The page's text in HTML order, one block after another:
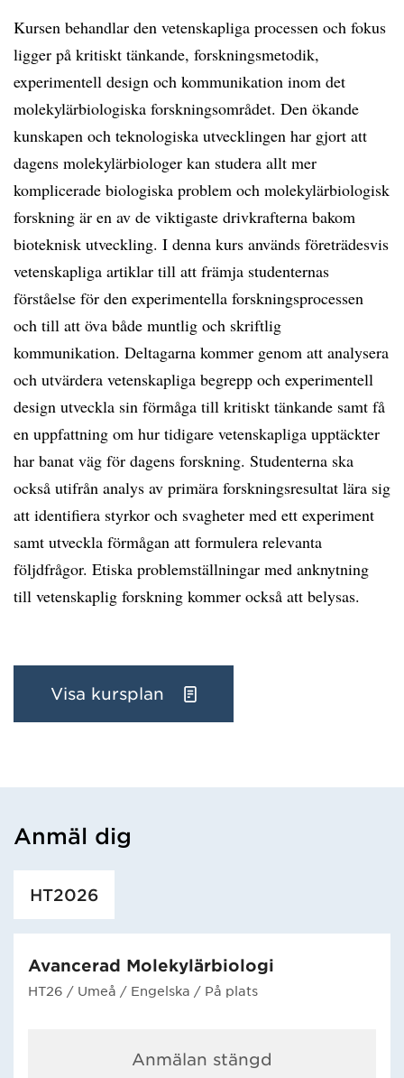
Kursen behandlar den vetenskapliga processen och fokus
ligger på kritiskt tänkande, forskningsmetodik,
experimentell design och kommunikation inom det
molekylärbiologiska forskningsområdet. Den ökande
kunskapen och teknologiska utvecklingen har gjort att
dagens molekylärbiologer kan studera allt mer
komplicerade biologiska problem och molekylärbiologisk
forskning är en av de viktigaste drivkrafterna bakom
bioteknisk utveckling. I denna kurs används företrädesvis
vetenskapliga artiklar till att främja studenternas
förståelse för den experimentella forskningsprocessen
och till att öva både muntlig och skriftlig
kommunikation. Deltagarna kommer genom att analysera
och utvärdera vetenskapliga begrepp och experimentell
design utveckla sin förmåga till kritiskt tänkande samt få
en uppfattning om hur tidigare vetenskapliga upptäckter
har banat väg för dagens forskning. Studenterna ska
också utifrån analys av primära forskningsresultat lära sig
att identifiera styrkor och svagheter med ett experiment
samt utveckla förmågan att formulera relevanta
följdfrågor. Etiska problemställningar med anknytning
till vetenskaplig forskning kommer också att belysas.
Visa kursplan
Anmäl dig
HT2026
Avancerad Molekylärbiologi
HT26 / Umeå / Engelska / På plats
Anmälan stängd